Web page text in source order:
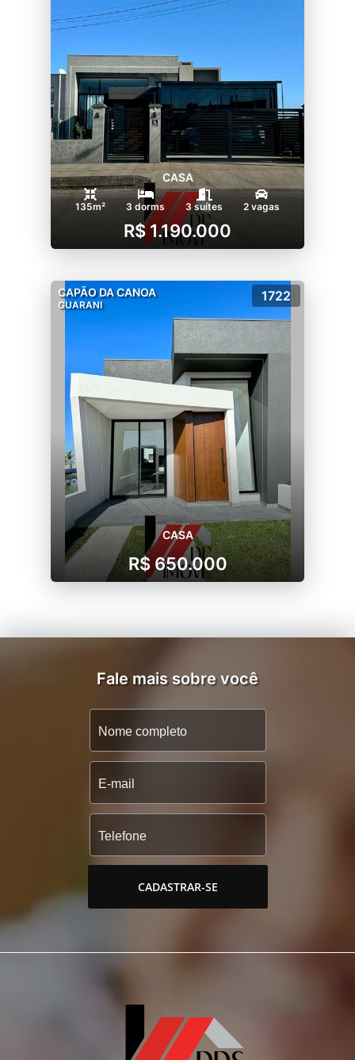
CASA
135m² 3 dorms 3 suítes 2 vagas
R$ 1.190.000
CAPÃO DA CANOA
GUARANI
1722
CASA
R$ 650.000
Fale mais sobre você
CADASTRAR-SE